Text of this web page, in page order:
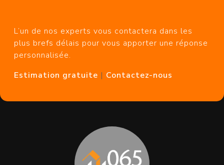
L’un de nos experts vous contactera dans les
plus brefs délais pour vous apporter une réponse
personnalisée.
Estimation gratuite | Contactez-nous